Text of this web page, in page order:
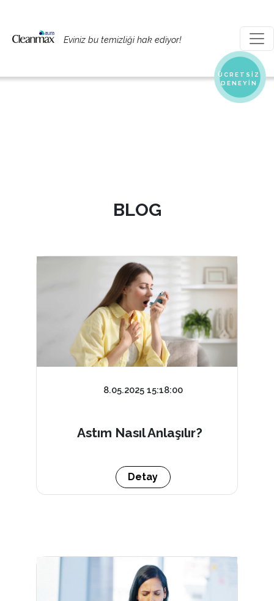
Eviniz bu temizliği hak ediyor!
ÜCRETSİZ
DENEYİN
BLOG
8.05.2025 15:18:00
Astım Nasıl Anlaşılır?
Detay